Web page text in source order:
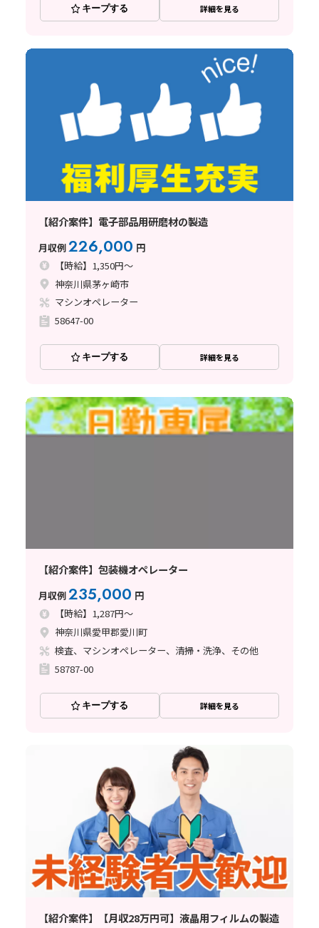
キープする 詳細を見る
【紹介案件】電子部品用研磨材の製造
月収例226,000 円
【時給】1,350円～
神奈川県茅ヶ崎市
マシンオペレーター
58647-00
キープする 詳細を見る
【紹介案件】包装機オペレーター
月収例235,000 円
【時給】1,287円～
神奈川県愛甲郡愛川町
検査、マシンオペレーター、清掃・洗浄、その他
58787-00
キープする 詳細を見る
【紹介案件】【月収28万円可】液晶用フィルムの製造